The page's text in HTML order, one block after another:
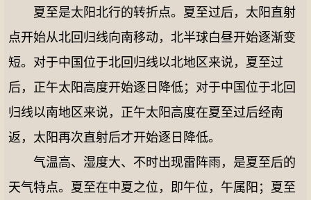
夏至是太阳北行的转折点。夏至过后，太阳直射
点开始从北回归线向南移动，北半球白昼开始逐渐变
短。对于中国位于北回归线以北地区来说，夏至过
后，正午太阳高度开始逐日降低；对于中国位于北回
归线以南地区来说，正午太阳高度在夏至过后经南
返，太阳再次直射后才开始逐日降低。
气温高、湿度大、不时出现雷阵雨，是夏至后的
天气特点。夏至在中夏之位，即午位，午属阳；夏至